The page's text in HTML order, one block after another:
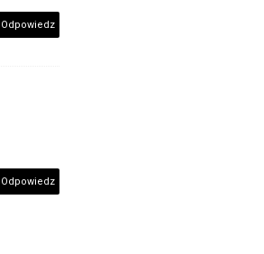
Odpowiedz
Odpowiedz